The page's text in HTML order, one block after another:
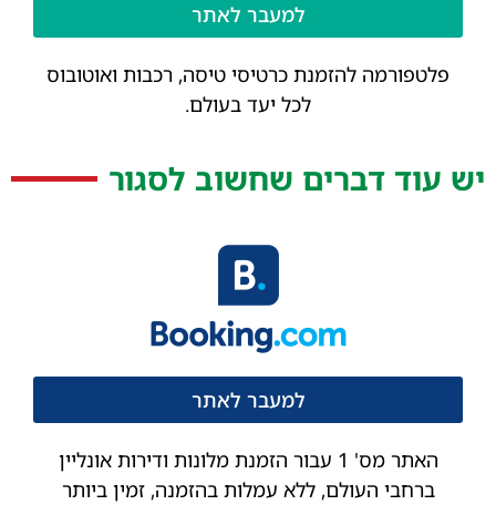
למעבר לאתר
פלטפורמה להזמנת כרטיסי טיסה, רכבות ואוטובוס
לכל יעד בעולם.
יש עוד דברים שחשוב לסגור
למעבר לאתר
האתר מס' 1 עבור הזמנת מלונות ודירות אונליין
ברחבי העולם, ללא עמלות בהזמנה, זמין ביותר